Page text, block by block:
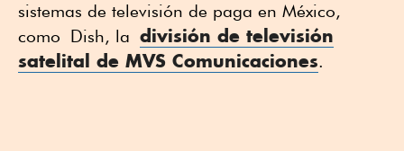
sistemas de televisión de paga en México,
como Dish, la división de televisión
satelital de MVS Comunicaciones.